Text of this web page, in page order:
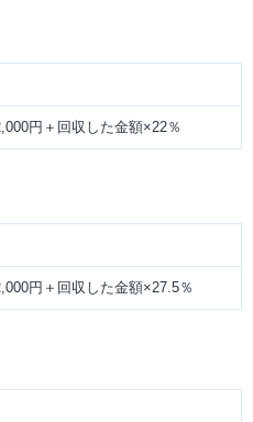
円＋回収した金額×22％
円＋回収した金額×27.5％